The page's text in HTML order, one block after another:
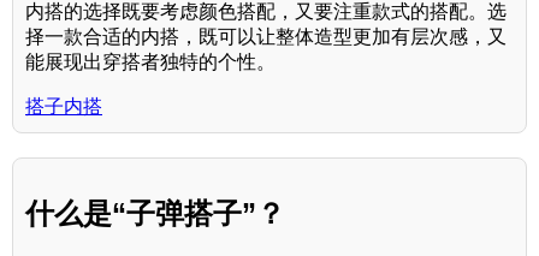
内搭的选择既要考虑颜色搭配，又要注重款式的搭配。选
择一款合适的内搭，既可以让整体造型更加有层次感，又
能展现出穿搭者独特的个性。
搭子内搭
什么是“子弹搭子”？